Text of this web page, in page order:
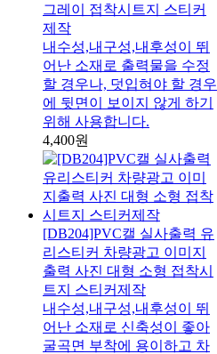
그레이 접착시트지 스티커
제작
내수성,내구성,내후성이 뛰
어난 소재로 출력물을 수정
할 경우나, 덧입혀야 할 경우
에 뒷면이 보이지 않게 하기
위해 사용합니다.
4,400원
[DB204]PVC캘 실사출력 유
리스티커 차량광고 이미지
출력 사진 대형 소형 접착시
트지 스티커제작
내수성,내구성,내후성이 뛰
어난 소재로 신축성이 좋아
굴곡면 부착에 용이하고 차